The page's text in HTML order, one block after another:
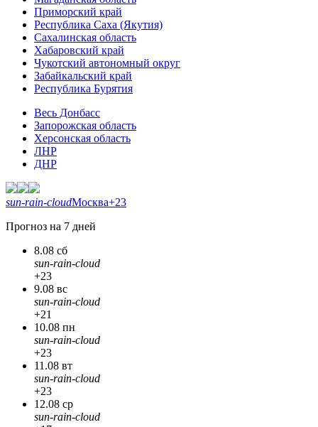
Приморский край
Республика Саха (Якутия)
Сахалинская область
Хабаровский край
Чукотский автономный округ
Забайкальский край
Республика Бурятия
Весь Донбасс
Запорожская область
Херсонская область
ЛНР
ДНР
sun-rain-cloudМосква+23
Прогноз на 7 дней
8.08 сб
sun-rain-cloud
+23
9.08 вс
sun-rain-cloud
+21
10.08 пн
sun-rain-cloud
+23
11.08 вт
sun-rain-cloud
+23
12.08 ср
sun-rain-cloud